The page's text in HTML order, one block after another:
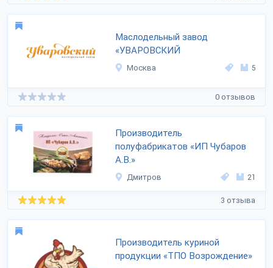
Маслодельный завод
«УВАРОВСКИЙ
Москва 5
0 отзывов
Производитель
полуфабрикатов «ИП Чубаров
А.В.»
Дмитров 21
3 отзыва
Производитель куриной
продукции «ТПО Возрождение»